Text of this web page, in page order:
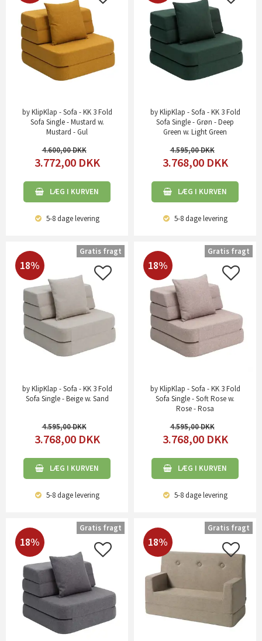
by KlipKlap - Sofa - KK 3 Fold
Sofa Single - Mustard w.
Mustard - Gul
4.600,00
3.772,00 DKK
LÆG I KURVEN
5-8 dagelevering
by KlipKlap - Sofa - KK 3 Fold
Sofa Single - Grøn - Deep
Green w. Light Green
4.595,00
3.768,00 DKK
LÆG I KURVEN
5-8 dagelevering
18%
by KlipKlap - Sofa - KK 3 Fold
Sofa Single - Beige w. Sand
4.595,00
3.768,00 DKK
LÆG I KURVEN
5-8 dagelevering
Gratis fragt
18%
by KlipKlap - Sofa - KK 3 Fold
Sofa Single - Soft Rose w.
Rose - Rosa
4.595,00
3.768,00 DKK
LÆG I KURVEN
5-8 dagelevering
Gratis fragt
18%
Gratis fragt
18%
Gratis fragt